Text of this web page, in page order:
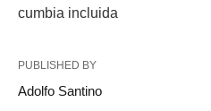
cumbia incluida
PUBLISHED BY
Adolfo Santino